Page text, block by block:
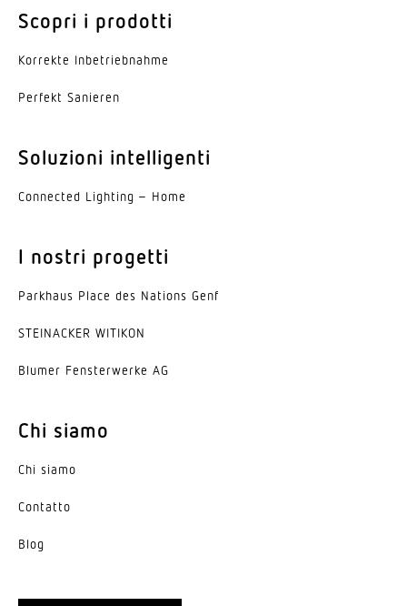
Scopri i prodotti
Korrekte Inbe­trieb­nahme
Perfekt Sanieren
Soluzioni intelligenti
Connected Lighting – Home
I nostri progetti
Parkhaus Place des Nations Genf
STEINACKER WITIKON
Blumer Fenster­werke AG
Chi siamo
Chi siamo
Contatto
Blog